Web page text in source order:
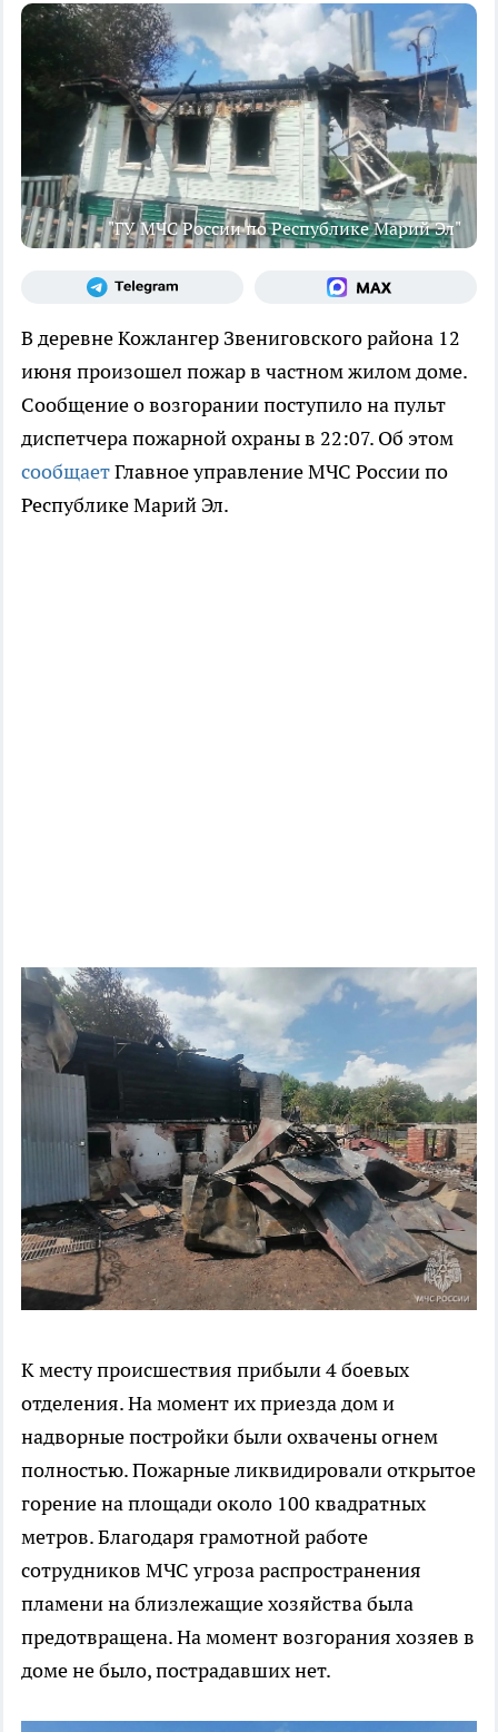
"ГУ МЧС России по Республике Марий Эл"
В деревне Кожлангер Звениговского района 12
июня произошел пожар в частном жилом доме.
Сообщение о возгорании поступило на пульт
диспетчера пожарной охраны в 22:07. Об этом
сообщаетГлавное управление МЧС России по
Республике Марий Эл.
К месту происшествия прибыли 4 боевых
отделения. На момент их приезда дом и
надворные постройки были охвачены огнем
полностью. Пожарные ликвидировали открытое
горение на площади около 100 квадратных
метров. Благодаря грамотной работе
сотрудников МЧС угроза распространения
пламени на близлежащие хозяйства была
предотвращена. На момент возгорания хозяев в
доме не было, пострадавших нет.